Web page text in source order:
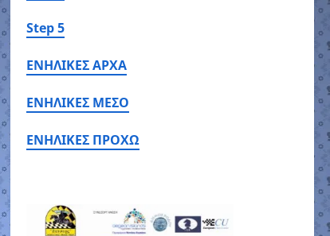
Step 5
ΕΝΗΛΙΚΕΣ ΑΡΧΑ
ΕΝΗΛΙΚΕΣ ΜΕΣΟ
ΕΝΗΛΙΚΕΣ ΠΡΟΧΩ